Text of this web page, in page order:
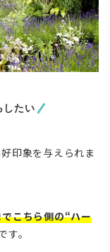
したい
印象を与えられま
こちら側の“ハー
す。